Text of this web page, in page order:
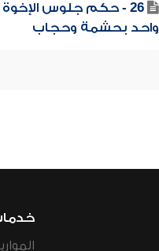
26 - حكم جلوس
واحد بحشمة وحجاب